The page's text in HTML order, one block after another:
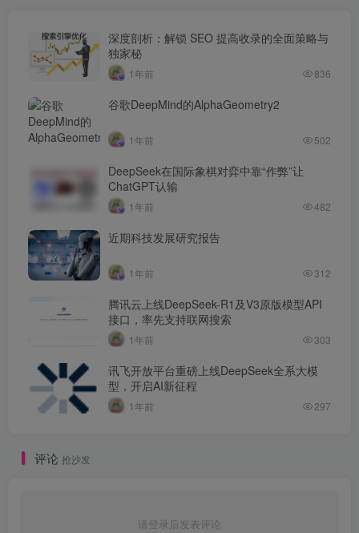
深度剖析：解锁 SEO 提高收录的全面策略与
独家秘
1年前 836
谷歌DeepMind的AlphaGeometry2
1年前 502
DeepSeek在国际象棋对弈中靠“作弊”让
ChatGPT认输
1年前 482
近期科技发展研究报告
1年前 312
腾讯云上线DeepSeek-R1及V3原版模型API
接口，率先支持联网搜索
1年前 303
讯飞开放平台重磅上线DeepSeek全系大模
型，开启AI新征程
1年前 297
评论 抢沙发
请登录后发表评论